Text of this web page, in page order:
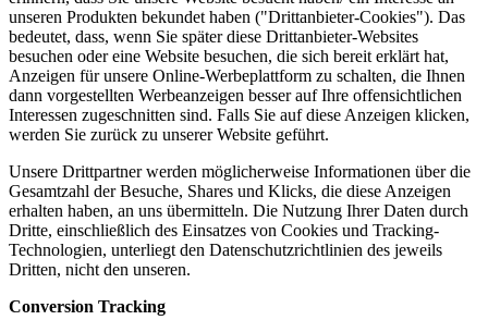
unseren Produkten bekundet haben ("Drittanbieter-Cookies"). Das
bedeutet, dass, wenn Sie später diese Drittanbieter-Websites
besuchen oder eine Website besuchen, die sich bereit erklärt hat,
Anzeigen für unsere Online-Werbeplattform zu schalten, die Ihnen
dann vorgestellten Werbeanzeigen besser auf Ihre offensichtlichen
Interessen zugeschnitten sind. Falls Sie auf diese Anzeigen klicken,
werden Sie zurück zu unserer Website geführt.
Unsere Drittpartner werden möglicherweise Informationen über die
Gesamtzahl der Besuche, Shares und Klicks, die diese Anzeigen
erhalten haben, an uns übermitteln. Die Nutzung Ihrer Daten durch
Dritte, einschließlich des Einsatzes von Cookies und Tracking-
Technologien, unterliegt den Datenschutzrichtlinien des jeweils
Dritten, nicht den unseren.
Conversion Tracking